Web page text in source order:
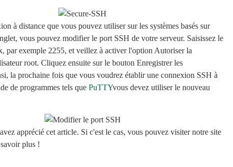
à distance que vous pouvez utiliser sur les systèmes basés sur
vous pouvez modifier le port SSH de votre serveur. Saisissez le
par exemple 2255, et veillez à activer l'option Autoriser la
root. Cliquez ensuite sur le bouton Enregistrer les
la prochaine fois que vous voudrez établir une connexion SSH à
de programmes tels que PuTTYvous devez utiliser le nouveau
apprécié cet article. Si c'est le cas, vous pouvez visiter notre site
plus !